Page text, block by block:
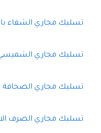
تسليك مجاري الشفاء
تسليك مجاري الشميسي
تسليك مجاري الصحافة
تسليك مجاري الصرف